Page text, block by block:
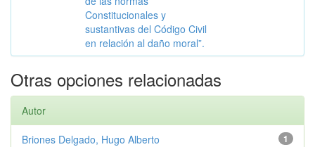
Constitucionales y
sustantivas del Código Civil
en relación al daño moral”.
Otras opciones relacionadas
Autor
1
Briones Delgado, Hugo Alberto